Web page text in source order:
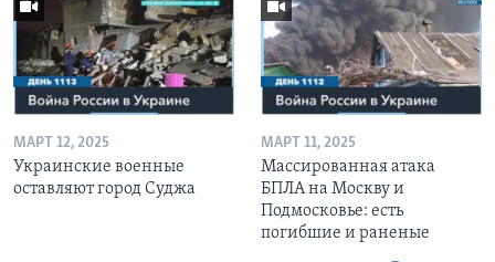
МАРТ 12, 2025
Украинские военные
оставляют город Суджа
МАРТ 11, 2025
Массированная атака
БПЛА на Москву и
Подмосковье: есть
погибшие и раненые